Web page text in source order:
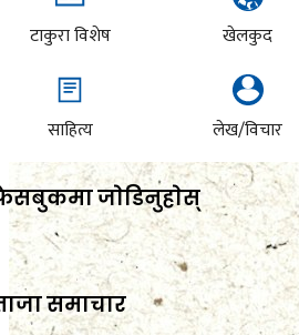
टाकुरा विशेष खेलकुद
साहित्य लेख/विचार
जाेडिनुहाेस्
समाचार